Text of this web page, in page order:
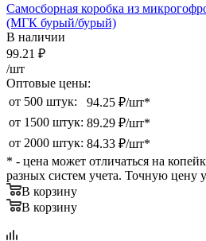
Самосборная коробка из
(МГК бурый/бурый)
В наличии
99.21 ₽
/шт
Оптовые цены:
от 500 штук:
94.25 ₽/шт*
от 1500 штук: 89.29 ₽/шт*
от 2000 штук: 84.33 ₽/шт*
* - цена может отличаться на
разных систем учета. Точную цену
В корзину
В корзину